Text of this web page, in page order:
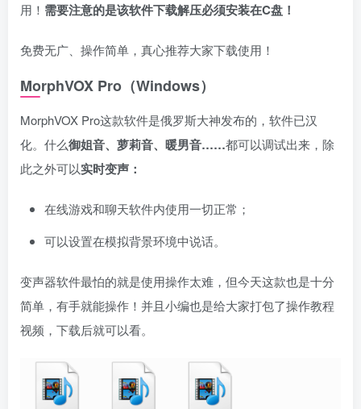
用！ 需要注意的是该软件下载解压必须安装在C盘！
免费无广、操作简单，真心推荐大家下载使用！
MorphVOX Pro（Windows）
MorphVOX Pro这款软件是俄罗斯大神发布的，软件已汉
化。什么御姐音、萝莉音、暖男音……都可以调试出来，除
此之外可以实时变声：
在线游戏和聊天软件内使用一切正常；
可以设置在模拟背景环境中说话。
变声器软件最怕的就是使用操作太难，但今天这款也是十分
简单，有手就能操作！并且小编也是给大家打包了操作教程
视频，下载后就可以看。